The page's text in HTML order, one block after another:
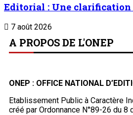
Editorial : Une clarification
7 août 2026
A PROPOS DE L'ONEP
ONEP : OFFICE NATIONAL
Etablissement Public à Caractère
créé par Ordonnance N°89-26 du 8